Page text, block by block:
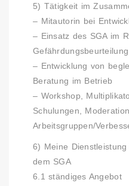
5) Tätigkeit im
– Mitautorin bei
– Einsatz des SGA im
– Entwicklung von
Beratung im Betrieb
– Workshop,
Schulungen,
Arbeitsgruppen/
6) Meine
dem SGA
6.1 ständiges Angebot